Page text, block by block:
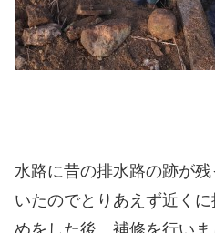
水路に昔の排水路の跡が
いたのでとりあえず近く
めをした後、補修を行いま